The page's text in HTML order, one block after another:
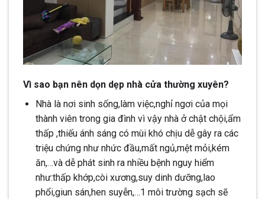
Vì sao bạn nên dọn dẹp nhà cửa thường xuyên?
Nhà là nơi sinh sống,làm việc,nghỉ ngơi của mọi
thành viên trong gia đình vì vậy nhà ở chật chội,ẩm
thấp ,thiếu ánh sáng có mùi khó chịu dễ gây ra các
triệu chứng như nhức đầu,mất ngủ,mệt mỏi,kém
ăn,…và dễ phát sinh ra nhiều bệnh nguy hiểm
như:thấp khớp,còi xương,suy dinh dưỡng,lao
phổi,giun sán,hen suyễn,…1 môi trường sạch sẽ